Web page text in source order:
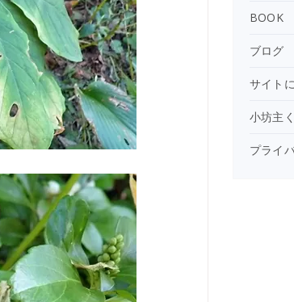
BOOK
ブログ
サイト
小坊主
プライ